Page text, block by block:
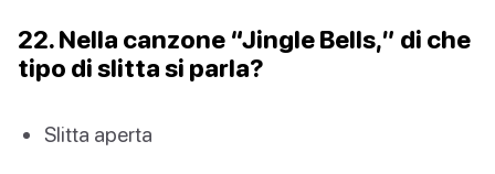
22. Nella canzone “Jingle Bells,” di che
tipo di slitta si parla?
Slitta aperta